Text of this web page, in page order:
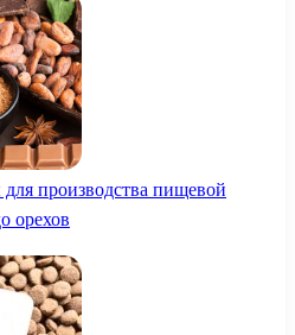
производства пищевой
орехов